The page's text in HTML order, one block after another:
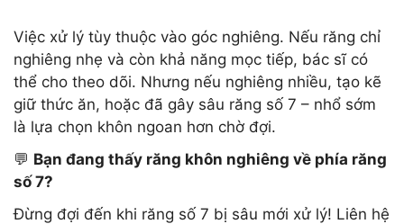
Việc xử lý tùy thuộc vào góc nghiêng. Nếu răng chỉ
nghiêng nhẹ và còn khả năng mọc tiếp, bác sĩ có
thể cho theo dõi. Nhưng nếu nghiêng nhiều, tạo kẽ
giữ thức ăn, hoặc đã gây sâu răng số 7 – nhổ sớm
là lựa chọn khôn ngoan hơn chờ đợi.
💬 Bạn đang thấy răng khôn nghiêng về phía răng
số 7?
Đừng đợi đến khi răng số 7 bị sâu mới xử lý! Liên hệ